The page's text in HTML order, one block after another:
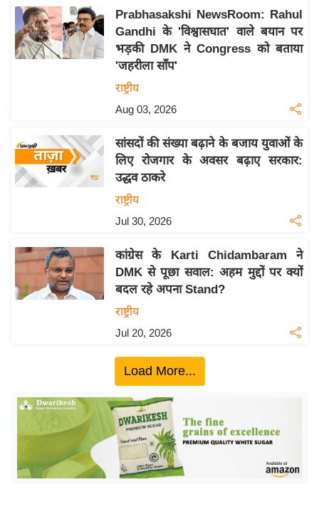
र
मि
सा
सा
ल
श
यं
इं
ज
ग
ऑ
Prabhasakshi NewsRoom: Rahul
Gandhi के 'विश्वासघात' वाले बयान पर
भड़की DMK ने Congress को बताया
'जहरीला साँप'
राष्ट्रीय
Aug 03, 2026
सांसदों की संख्या बढ़ाने के बजाय युवाओं के
लिए रोजगार के अवसर बढ़ाए सरकार:
उद्धव ठाकरे
राष्ट्रीय
Jul 30, 2026
कांग्रेस के Karti Chidambaram ने
DMK से पूछा सवाल: अहम मुद्दों पर क्यों
बदल रहे अपना Stand?
राष्ट्रीय
Jul 20, 2026
Load More...